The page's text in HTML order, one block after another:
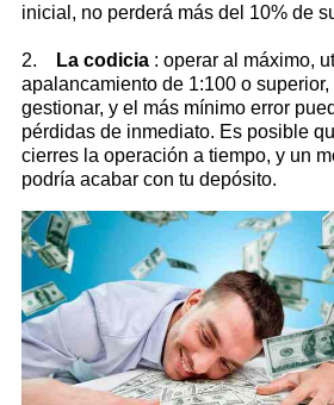
inicial, no perderá más del 10% de
2. La codicia : operar al máximo,
apalancamiento de 1:100 o
gestionar, y el más mínimo error
pérdidas de inmediato. Es posible
cierres la operación a tiempo, y un
podría acabar con tu depósito.